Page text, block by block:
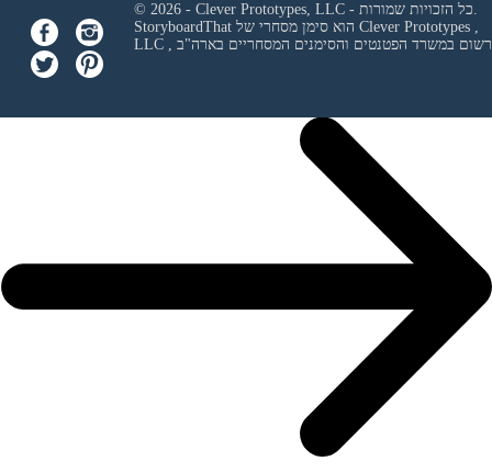
© 2026 - Clever Prototypes, LLC - כל הזכויות שמורות.
Clever Prototypes ,
LLC
ורשום במשרד הפטנטים והסימנים המסחריים בארה"ב